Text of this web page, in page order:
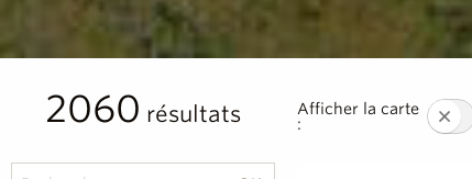
2060 résultats
Afficher la carte
: